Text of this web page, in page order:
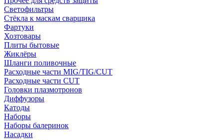
Светофильтры
Стёкла к маскам сварщика
Фартуки
Хозтовары
Плиты бытовые
Жиклёры
Шланги поливочные
Расходные части MIG/TIG/CUT
Расходные части CUT
Головки плазмотронов
Диффузоры
Катоды
Наборы
Наборы балеринок
Насадки